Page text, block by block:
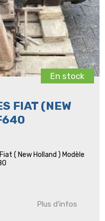
En stock
FIAT (NEW
( New Holland ) Modèle
Plus d'infos